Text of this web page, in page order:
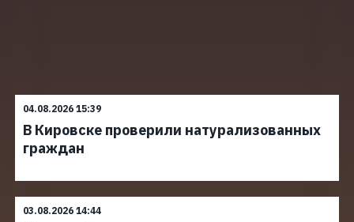
04.08.2026 15:39
В Кировске проверили натурализованных
граждан
03.08.2026 14:44